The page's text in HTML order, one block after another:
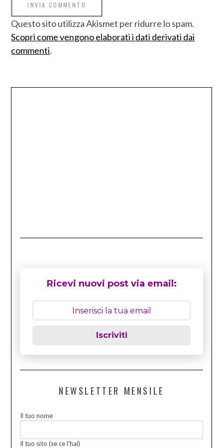
Questo sito utilizza Akismet per ridurre lo spam.
Scopri come vengono elaborati i dati derivati dai
commenti.
Ricevi nuovi post via email:
Iscriviti
NEWSLETTER MENSILE
Il tuo nome
Il tuo sito (se ce l’hai)